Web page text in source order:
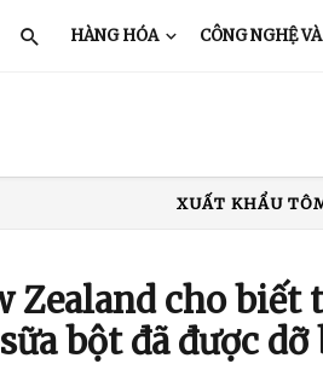
HÀNG HÓA CÔNG NGHỆ
XUẤT KHẨU
TRUNG QUỐC
Zealand cho biết
bột đã được dỡ